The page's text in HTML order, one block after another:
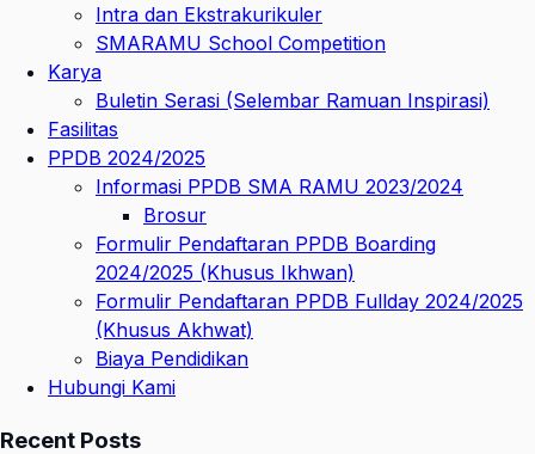
Intra dan Ekstrakurikuler
SMARAMU School Competition
Karya
Buletin Serasi (Selembar Ramuan Inspirasi)
Fasilitas
PPDB 2024/2025
Informasi PPDB SMA RAMU 2023/2024
Brosur
Formulir Pendaftaran PPDB Boarding
2024/2025 (Khusus Ikhwan)
Formulir Pendaftaran PPDB Fullday 2024/2025
(Khusus Akhwat)
Biaya Pendidikan
Hubungi Kami
Recent Posts